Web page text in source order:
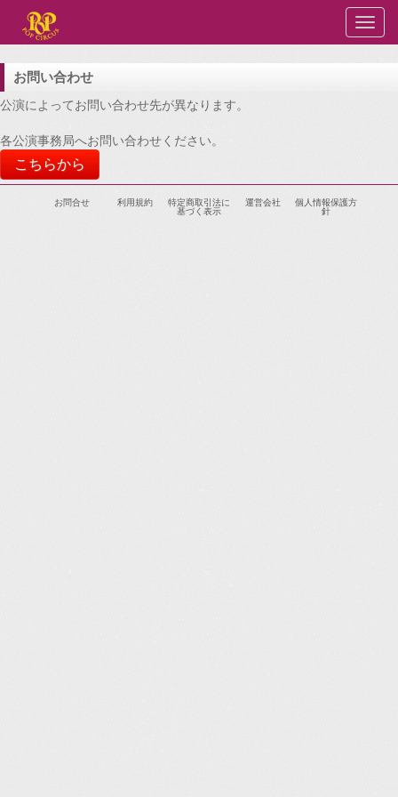
お問い合わせ
公演によってお問い合わせ先が異なります。
各公演事務局へお問い合わせください。
こちらから
お問合せ 利用規約
特定商取引法に
基づく表示
運営会社
個人情報保護方
針